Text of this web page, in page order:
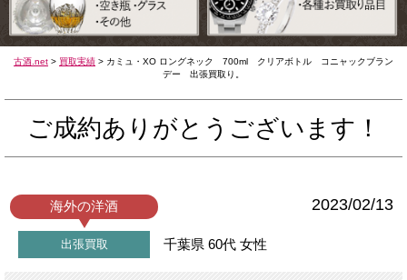
古酒.net > 買取実績 > カミュ・XO ロングネック 700ml クリアボトル コニャックブラン
デー 出張買取り。
ご成約ありがとうございます！
海外の洋酒 2023/02/13
出張買取 千葉県 60代 女性